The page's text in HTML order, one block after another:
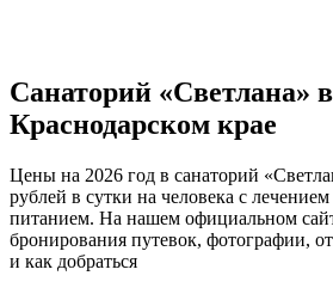
Санаторий «Светлана» в
Краснодарском крае
Цены на 2026 год в санаторий
рублей в сутки на человека с
питанием. На нашем официальном
бронирования путевок, фотографии,
и как добраться